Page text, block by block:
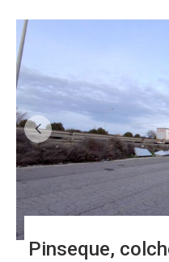
Pinseque,